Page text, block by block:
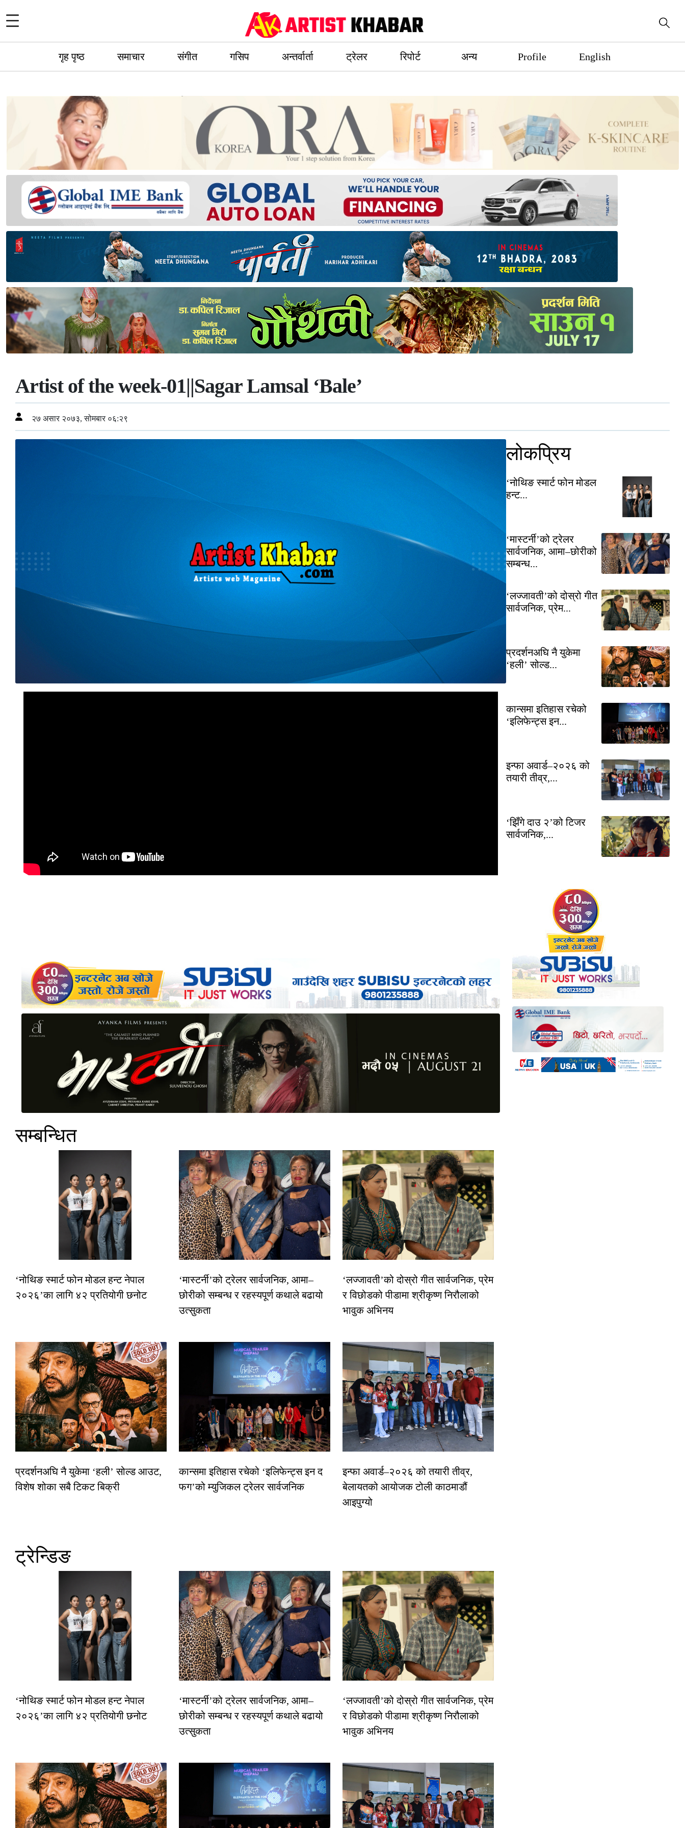
गृह पृष्ठ समाचार संगीत गसिप अन्तर्वार्ता ट्रेलर रिपोर्ट अन्य Profile English
Artist of the week-01||Sagar Lamsal ‘Bale’
२७ असार २०७३, सोमबार ०६:२९
सम्बन्धित
‘नोथिङ स्मार्ट फोन मोडल हन्ट नेपाल
२०२६’का लागि ४२ प्रतियोगी छनोट
‘मास्टर्नी’को ट्रेलर सार्वजनिक, आमा–
छोरीको सम्बन्ध र रहस्यपूर्ण कथाले बढायो
उत्सुकता
‘लज्जावती’को दोस्रो गीत सार्वजनिक, प्रेम
र विछोडको पीडामा श्रीकृष्ण निरौलाको
भावुक अभिनय
प्रदर्शनअघि नै युकेमा ‘हली’ सोल्ड आउट,
विशेष शोका सबै टिकट बिक्री
कान्समा इतिहास रचेको ‘इलिफेन्ट्स इन द
फग’को म्युजिकल ट्रेलर सार्वजनिक
इन्फा अवार्ड–२०२६ को तयारी तीव्र,
बेलायतको आयोजक टोली काठमाडौं
आइपुग्यो
ट्रेन्डिङ
‘नोथिङ स्मार्ट फोन मोडल हन्ट नेपाल
२०२६’का लागि ४२ प्रतियोगी छनोट
‘मास्टर्नी’को ट्रेलर सार्वजनिक, आमा–
छोरीको सम्बन्ध र रहस्यपूर्ण कथाले बढायो
उत्सुकता
‘लज्जावती’को दोस्रो गीत सार्वजनिक, प्रेम
र विछोडको पीडामा श्रीकृष्ण निरौलाको
भावुक अभिनय
लोकप्रिय
‘नोथिङ स्मार्ट फोन मोडल
हन्ट...
‘मास्टर्नी’को ट्रेलर
सार्वजनिक, आमा–छोरीको
सम्बन्ध...
‘लज्जावती’को दोस्रो गीत
सार्वजनिक, प्रेम...
प्रदर्शनअघि नै युकेमा
‘हली’ सोल्ड...
कान्समा इतिहास रचेको
‘इलिफेन्ट्स इन...
इन्फा अवार्ड–२०२६ को
तयारी तीव्र,...
‘झिँगे दाउ २’को टिजर
सार्वजनिक,...